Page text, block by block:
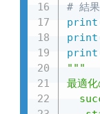
# 結
print
print
print
"""
最適